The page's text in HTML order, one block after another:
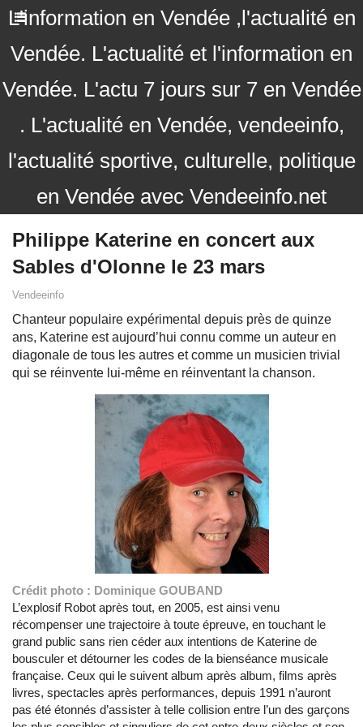
L'information en Vendée ,l'actualité en
Vendée. L'actualité et l'information en
Vendée. L'actu 7 jours sur 7 en Vendée
. L'actualité en Vendée, vendeeinfo,
l'actualité sportive, culturelle, politique
en Vendée avec Vendeeinfo.net
Philippe Katerine en concert aux
Sables d'Olonne le 23 mars
Vendeeinfo
Chanteur populaire expérimental depuis près de quinze
ans, Katerine est aujourd’hui connu comme un auteur en
diagonale de tous les autres et comme un musicien trivial
qui se réinvente lui-même en réinventant la chanson.
Crédit photo : Dominique GOUBAND
L’explosif Robot après tout, en 2005, est ainsi venu
récompenser une trajectoire à toute épreuve, en touchant le
grand public sans rien céder aux intentions de Katerine de
bousculer et détourner les codes de la bienséance musicale
française. Ceux qui le suivent album après album, films après
livres, spectacles après performances, depuis 1991 n’auront
pas été étonnés d’assister à telle collision entre l’un des garçons